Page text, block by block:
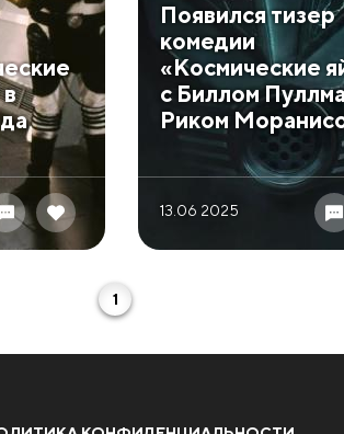
Появился тизер
комедии
«Космические
с Биллом
Риком
13.06 2025
1